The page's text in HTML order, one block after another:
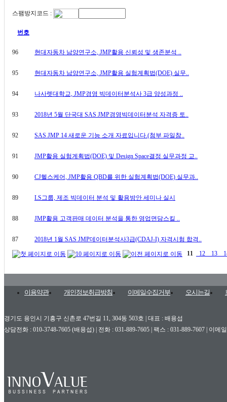
스팸방지코드 :
번호
96 현대자동차 남양연구소, JMP활용 신뢰성 및 생존분석 ..
95 현대자동차 남양연구소, JMP활용 실험계획법(DOE) 실무..
94 나사렛대학교, JMP경영 빅데이터분석사 3급 양성과정 ..
93 2018년 5월 단국대 SAS JMP경영빅데이터분석 자격증 토..
92 SAS JMP 14 새로운 기능 소개 자료입니다.(첨부 파일참..
91 JMP활용 실험계획법(DOE) 및 Design Space결정 실무과정 교..
90 CJ헬스케어, JMP활용 QBD를 위한 실험계획법(DOE) 실무과..
89 LS그룹, 제조 빅데이터 분석 및 활용방안 세미나 실시
88 JMP활용 고객판매 데이터 분석을 통한 영업면담스킬 ..
87 2018년 1월 SAS JMP데이터분석사3급(CDAJ-I) 자격시험 합격..
11 12 13
이용약관 개인정보취급방침 이메일수집거부 오시는길
경기도 용인시 기흥구 신촌로 47번길 11, 304동 503호 | 대표 : 배용섭
상담전화 : 010-3748-7605 (배용섭) | 전화 : 031-889-7605 | 팩스 : 031-889-7607 | 이메